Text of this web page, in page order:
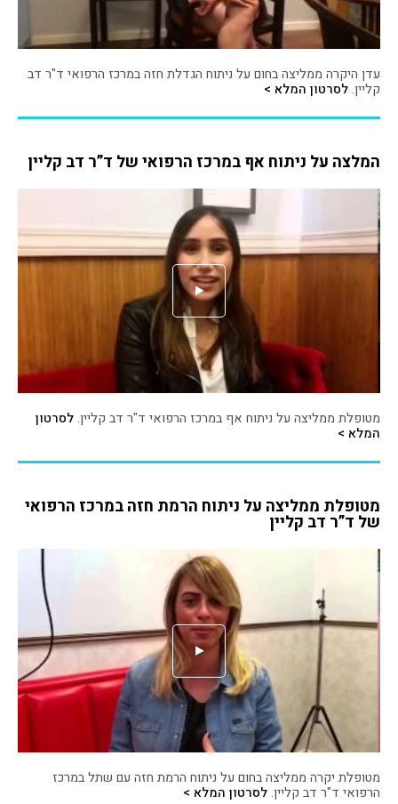
עדן היקרה ממליצה בחום על ניתוח הגדלת חזה במרכז הרפואי ד"ר דב
קליין.לסרטון המלא >
המלצה על ניתוח אף במרכז הרפואי של ד”ר דב קליין
מטופלת ממליצה על ניתוח אף במרכז הרפואי ד"ר דב קליין.לסרטון
המלא >
מטופלת ממליצה על ניתוח הרמת חזה במרכז הרפואי
של ד”ר דב קליין
מטופלת יקרה ממליצה בחום על ניתוח הרמת חזה עם שתל במרכז
הרפואי ד"ר דב קליין.לסרטון המלא >